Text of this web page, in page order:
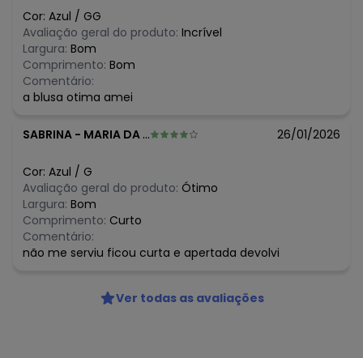
Cor: Azul / GG
Avaliação geral do produto: Incrível
Largura: Bom
Comprimento: Bom
Comentário:
a blusa otima amei
SABRINA - MARIA DA FE - MG 26/01/2026
Cor: Azul / G
Avaliação geral do produto: Ótimo
Largura: Bom
Comprimento: Curto
Comentário:
não me serviu ficou curta e apertada devolvi
Ver todas as avaliações